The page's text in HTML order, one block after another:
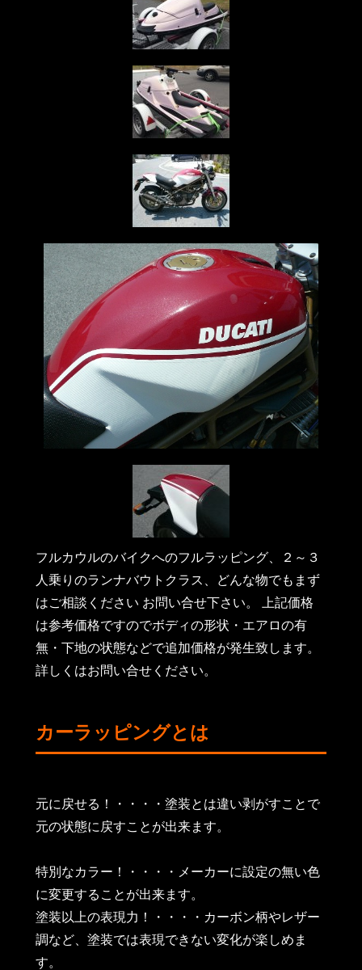
フルカウルのバイクへのフルラッピング、２～３
人乗りのランナバウトクラス、どんな物でもまず
はご相談ください お問い合せ下さい。 上記価格
は参考価格ですのでボディの形状・エアロの有
無・下地の状態などで追加価格が発生致します。
詳しくはお問い合せください。
カーラッピングとは
元に戻せる！・・・・塗装とは違い剥がすことで
元の状態に戻すことが出来ます。
特別なカラー！・・・・メーカーに設定の無い色
に変更することが出来ます。
塗装以上の表現力！・・・・カーボン柄やレザー
調など、塗装では表現できない変化が楽しめま
す。